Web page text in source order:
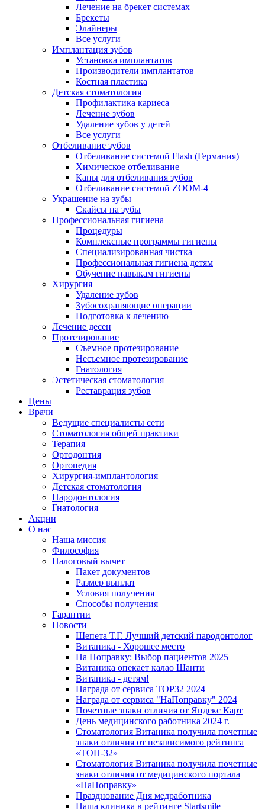
Лечение на брекет системах
Брекеты
Элайнеры
Все услуги
Имплантация зубов
Установка имплантатов
Производители имплантатов
Костная пластика
Детская стоматология
Профилактика кариеса
Лечение зубов
Удаление зубов у детей
Все услуги
Отбеливание зубов
Отбеливание системой Flash (Германия)
Химическое отбеливание
Капы для отбеливания зубов
Отбеливание системой ZOOM-4
Украшение на зубы
Скайсы на зубы
Профессиональная гигиена
Процедуры
Комплексные программы гигиены
Специализированная чистка
Профессиональная гигиена детям
Обучение навыкам гигиены
Хирургия
Удаление зубов
Зубосохраняющие операции
Подготовка к лечению
Лечение десен
Протезирование
Съемное протезирование
Несъемное протезирование
Гнатология
Эстетическая стоматология
Реставрация зубов
Цены
Врачи
Ведущие специалисты сети
Стоматология общей практики
Терапия
Ортодонтия
Ортопедия
Хирургия-имплантология
Детская стоматология
Пародонтология
Гнатология
Акции
О нас
Наша миссия
Философия
Налоговый вычет
Пакет документов
Размер выплат
Условия получения
Способы получения
Гарантии
Новости
Шепета Т.Г. Лучший детский пародонтолог
Витаника - Хорошее место
На Поправку: Выбор пациентов 2025
Витаника опекает калао Шанти
Витаника - детям!
Награда от сервиса TOP32 2024
Награда от сервиса "НаПоправку" 2024
Почетные знаки отличия от Яндекс Карт
День медицинского работника 2024 г.
Стоматология Витаника получила почетные
знаки отличия от независимого рейтинга
«ТОП-32»
Стоматология Витаника получила почетные
знаки отличия от медицинского портала
«НаПоправку»
Празднование Дня медработника
Наша клиника в рейтинге Startsmile